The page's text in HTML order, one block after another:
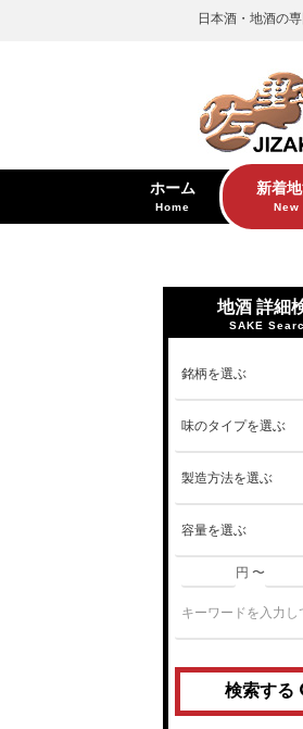
日本酒・地酒の
ホーム
Home
新着
New
地酒 詳細
SAKE
円 〜
検索する